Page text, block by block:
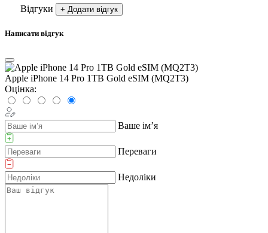
Відгуки
+ Додати відгук
Написати відгук
Apple iPhone 14 Pro 1TB Gold eSIM (MQ2T3)
Оцінка:
Ваше ім’я
Переваги
Недоліки